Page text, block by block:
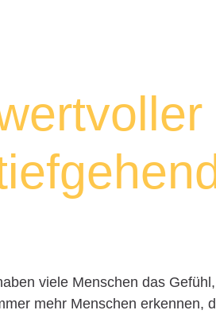
viele Menschen das
mehr Menschen erkennen,